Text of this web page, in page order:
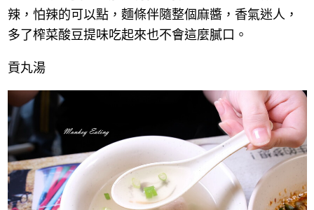
辣，怕辣的可以點，麵條伴隨整個麻醬，香氣迷人，
多了榨菜酸豆提味吃起來也不會這麼膩口。
貢丸湯